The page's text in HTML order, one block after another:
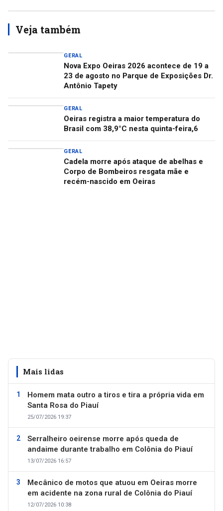
Veja também
GERAL
Nova Expo Oeiras 2026 acontece de 19 a
23 de agosto no Parque de Exposições Dr.
Antônio Tapety
GERAL
Oeiras registra a maior temperatura do
Brasil com 38,9°C nesta quinta-feira,6
GERAL
Cadela morre após ataque de abelhas e
Corpo de Bombeiros resgata mãe e
recém-nascido em Oeiras
Mais lidas
Homem mata outro a tiros e tira a própria vida em
Santa Rosa do Piauí
25/07/2026 19:37
Serralheiro oeirense morre após queda de
andaime durante trabalho em Colônia do Piauí
13/07/2026 16:57
Mecânico de motos que atuou em Oeiras morre
em acidente na zona rural de Colônia do Piauí
12/07/2026 10:38